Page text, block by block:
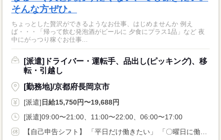
そんな方ぜひ。
ちょっとした贅沢ができるようなお仕事、はじめませんか 例え
ば・・・「帰って飲む発泡酒がビールに 夕食にプラス1品」など 夜
中にがっつり稼ぐお仕事...
[派遣]ドライバー・運転手、品出し(ピッキング)、移
転・引越し
[勤務地]/京都府長岡京市
[派遣]日給15,750円〜19,688円
[派遣]09:00〜21:00、11:00〜22:00、06:00〜17:00